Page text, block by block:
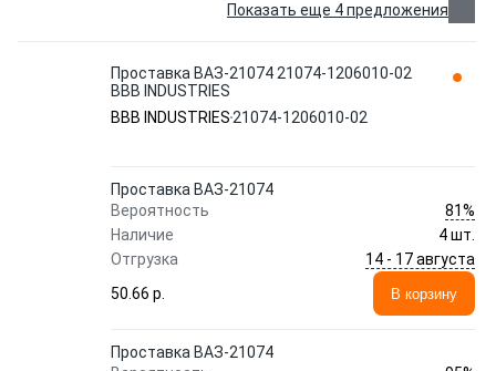
Показать еще 4 предложения
Проставка ВАЗ-21074 21074-1206010-02
BBB INDUSTRIES
BBB INDUSTRIES 21074-1206010-02
Проставка ВАЗ-21074
Вероятность
81%
Наличие
4 шт.
Отгрузка
14 - 17 августа
50.66 p.
В корзину
Проставка ВАЗ-21074